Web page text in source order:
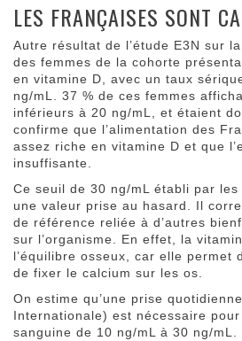
LES FRANÇAISES SONT
Autre résultat de l’étude E3N sur
des femmes de la cohorte
en vitamine D, avec un taux
ng/mL. 37 % de ces femmes
inférieurs à 20 ng/mL, et étaient
confirme que l’alimentation des
assez riche en vitamine D et que
insuffisante.
Ce seuil de 30 ng/mL établi par les
une valeur prise au hasard. Il
de référence reliée à d’autres
sur l’organisme. En effet, la
l’équilibre osseux, car elle permet
de fixer le calcium sur les os.
On estime qu’une prise
Internationale) est nécessaire
sanguine de 10 ng/mL à 30 ng/mL.